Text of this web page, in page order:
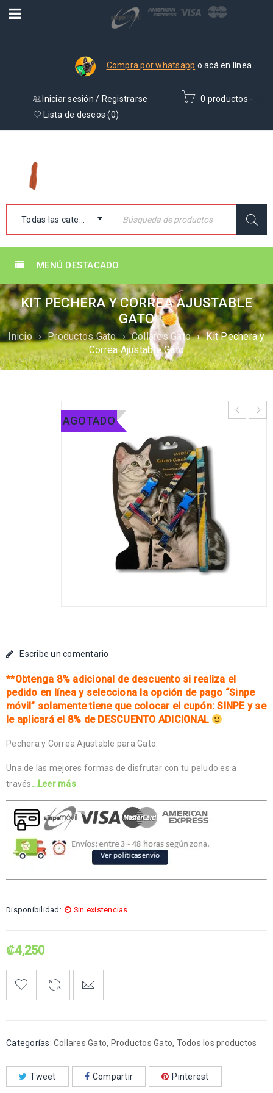
Compra por whatsapp o acá en línea
0 productos -
Iniciar sesión / Registrarse
Lista de deseos (0)
Todas las categorías
MENÚ DESTACADO
KIT PECHERA Y CORREA AJUSTABLE
GATO
Inicio › Productos Gato › Collares Gato › Kit Pechera y
Correa Ajustable Gato
AGOTADO
Escribe un comentario
**Obtenga 8% adicional de descuento si realiza el
pedido en línea y selecciona la opción de pago “Sinpe
móvil” solamente tiene que colocar el cupón: SINPE y se
le aplicará el 8% de DESCUENTO ADICIONAL
Pechera y Correa Ajustable para Gato.
Una de las mejores formas de disfrutar con tu peludo es a
través…Leer más
Disponibilidad: Sin existencias
₡4,250
Categorías: Collares Gato, Productos Gato, Todos los productos
Tweet Compartir Pinterest